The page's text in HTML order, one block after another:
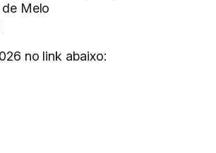
Melo
no link abaixo: